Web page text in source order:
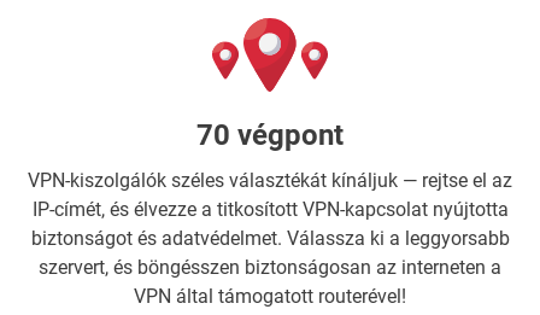
70 végpont
VPN-kiszolgálók széles választékát kínáljuk — rejtse el az
IP-címét, és élvezze a titkosított VPN-kapcsolat nyújtotta
biztonságot és adatvédelmet. Válassza ki a leggyorsabb
szervert, és böngésszen biztonságosan az interneten a
VPN által támogatott routerével!